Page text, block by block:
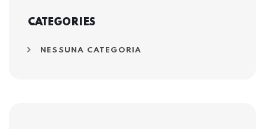
CATEGORIES
NESSUNA CATEGORIA